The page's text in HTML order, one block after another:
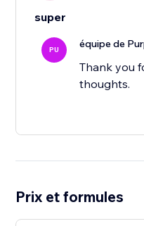
super
PU équipe de
Thank you
thoughts.
Prix et formules